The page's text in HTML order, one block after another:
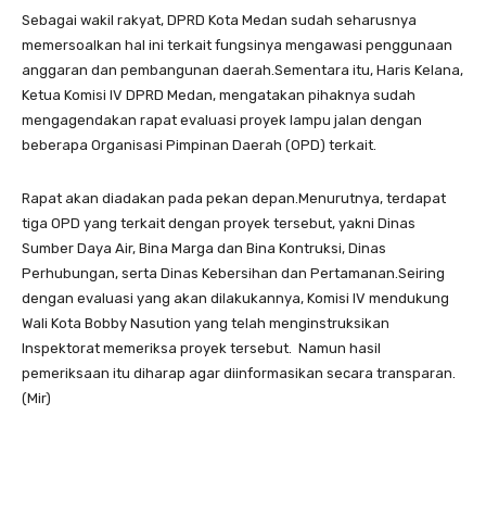
Sebagai wakil rakyat, DPRD Kota Medan sudah seharusnya
memersoalkan hal ini terkait fungsinya mengawasi penggunaan
anggaran dan pembangunan daerah.Sementara itu, Haris Kelana,
Ketua Komisi IV DPRD Medan, mengatakan pihaknya sudah
mengagendakan rapat evaluasi proyek lampu jalan dengan
beberapa Organisasi Pimpinan Daerah (OPD) terkait.
Rapat akan diadakan pada pekan depan.Menurutnya, terdapat
tiga OPD yang terkait dengan proyek tersebut, yakni Dinas
Sumber Daya Air, Bina Marga dan Bina Kontruksi, Dinas
Perhubungan, serta Dinas Kebersihan dan Pertamanan.Seiring
dengan evaluasi yang akan dilakukannya, Komisi IV mendukung
Wali Kota Bobby Nasution yang telah menginstruksikan
Inspektorat memeriksa proyek tersebut. Namun hasil
pemeriksaan itu diharap agar diinformasikan secara transparan.
(Mir)